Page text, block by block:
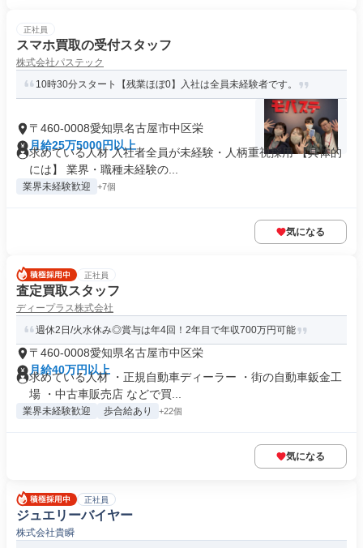
正社員
スマホ買取の受付スタッフ
株式会社パステック
10時30分スタート【残業ほぼ0】入社は全員未経験者です。
〒460-0008愛知県名古屋市中区栄
月給25万5000円以上
求めている人材 入社者全員が未経験・人柄重視採用 【具体的
には】 業界・職種未経験の...
業界未経験歓迎 +7個
気になる
正社員
査定買取スタッフ
ディープラス株式会社
週休2日/火水休み◎賞与は年4回！2年目で年収700万円可能
〒460-0008愛知県名古屋市中区栄
月給40万円以上
求めている人材 ・正規自動車ディーラー ・街の自動車鈑金工
場 ・中古車販売店 などで買...
業界未経験歓迎 歩合給あり +22個
気になる
正社員
ジュエリーバイヤー
株式会社貴瞬